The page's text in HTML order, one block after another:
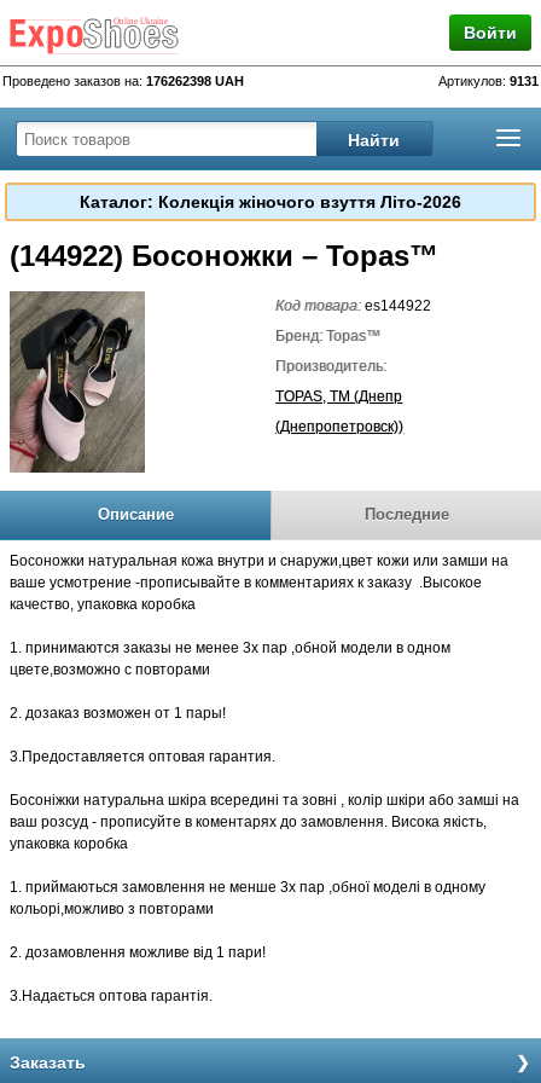
Войти
Проведено заказов на: 176262398 UAH Артикулов: 9131
Каталог: Колекція жіночого взуття Літо-2026
(144922) Босоножки – Topas™
Код товара:es144922
Бренд: Topas™
Производитель:
TOPAS, TM (Днепр
(Днепропетровск))
Описание Последние
Босоножки натуральная кожа внутри и снаружи,цвет кожи или замши на
ваше усмотрение -прописывайте в комментариях к заказу .Высокое
качество, упаковка коробка
1. принимаются заказы не менее 3х пар ,обной модели в одном
цвете,возможно с повторами
2. дозаказ возможен от 1 пары!
3.Предоставляется оптовая гарантия.
Босоніжки натуральна шкіра всередині та зовні , колір шкіри або замші на
ваш розсуд - прописуйте в коментарях до замовлення. Висока якість,
упаковка коробка
1. приймаються замовлення не менше 3х пар ,обної моделі в одному
кольорі,можливо з повторами
2. дозамовлення можливе від 1 пари!
3.Надається оптова гарантія.
Заказать